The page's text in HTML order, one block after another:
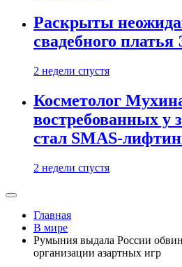
Раскрыты
свадебного
2 недели спустя
Косметолог
востребованных у
стал SMAS-
2 недели спустя
Главная
В мире
Румыния выдала России
организации азартных игр